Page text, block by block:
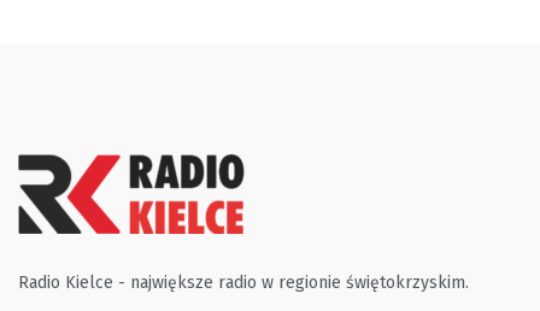
Radio Kielce - największe radio w regionie świętokrzyskim.